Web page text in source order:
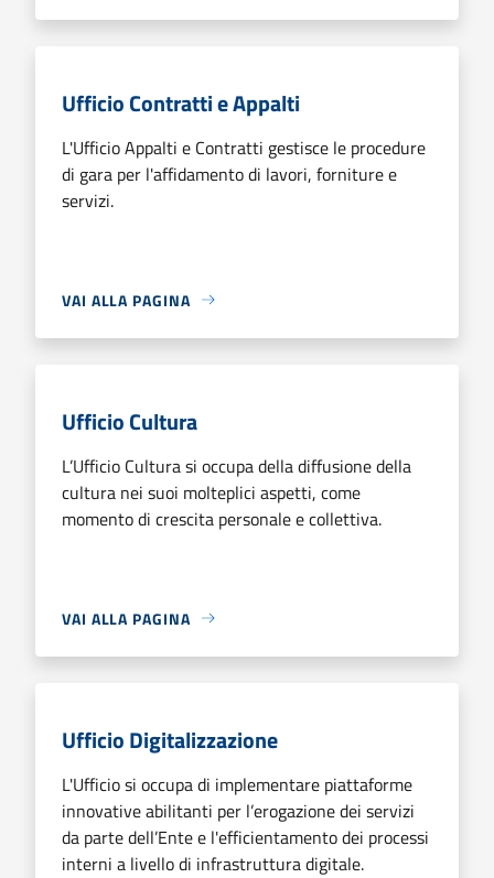
Ufficio Contratti e Appalti
L'Ufficio Appalti e Contratti gestisce le procedure
di gara per l'affidamento di lavori, forniture e
servizi.
VAI ALLA PAGINA
Ufficio Cultura
L’Ufficio Cultura si occupa della diffusione della
cultura nei suoi molteplici aspetti, come
momento di crescita personale e collettiva.
VAI ALLA PAGINA
Ufficio Digitalizzazione
L'Ufficio si occupa di implementare piattaforme
innovative abilitanti per l’erogazione dei servizi
da parte dell’Ente e l'efficientamento dei processi
interni a livello di infrastruttura digitale.